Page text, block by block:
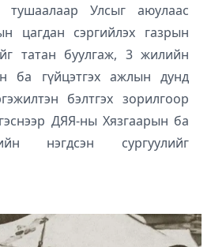
Улсыг аюулаас
цагдан сэргийлэх газрын
татан буулгаж, 3 жилийн
ба гүйцэтгэх ажлын дунд
бэлтгэх зорилгоор
ДЯЯ-ны Хязгаарын ба
нэгдсэн сургуулийг